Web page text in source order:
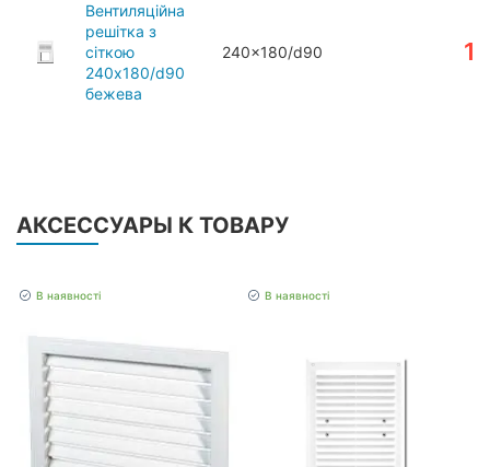
Вентиляційна
решітка з
сіткою
240x180/d90
бежева
240x180/d90
АКСЕССУАРЫ К ТОВАРУ
В наявності В наявності